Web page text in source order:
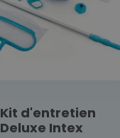
Kit d'entretien
Deluxe Intex